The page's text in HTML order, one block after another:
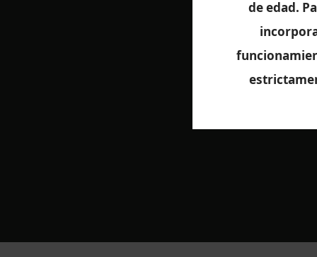
Zapiain
de edad.